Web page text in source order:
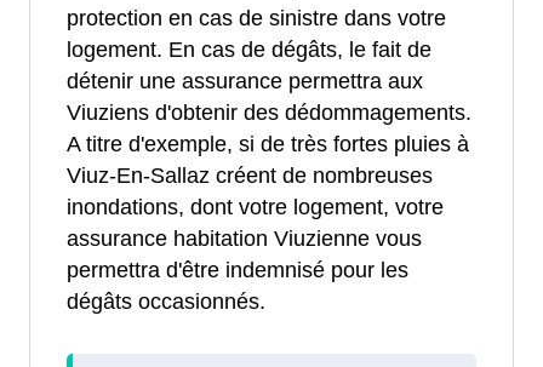
protection en cas de sinistre dans votre
logement. En cas de dégâts, le fait de
détenir une assurance permettra aux
Viuziens d'obtenir des dédommagements.
A titre d'exemple, si de très fortes pluies à
Viuz-En-Sallaz créent de nombreuses
inondations, dont votre logement, votre
assurance habitation Viuzienne vous
permettra d'être indemnisé pour les
dégâts occasionnés.